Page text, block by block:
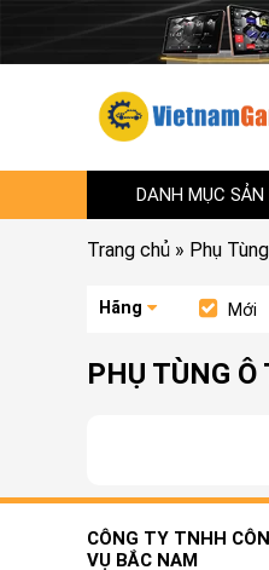
DANH MỤC
Trang chủ » Phụ
Hãng Mới
PHỤ TÙNG Ô
CÔNG TY TNHH
VỤ BẮC NAM